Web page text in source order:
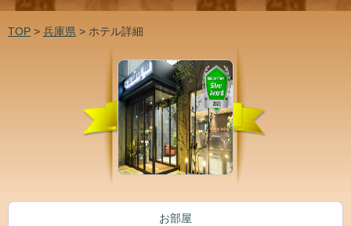
TOP > 兵庫県 > ホテル詳細
お部屋